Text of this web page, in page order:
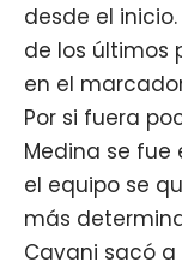
desde el
de los últimos
en el
Por si fuera
Medina se fue
el equipo se
más
Cavani sacó a